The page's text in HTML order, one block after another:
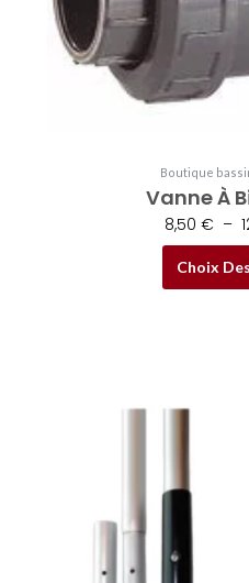
Boutique
Vanne À
8,50 € –
Choix